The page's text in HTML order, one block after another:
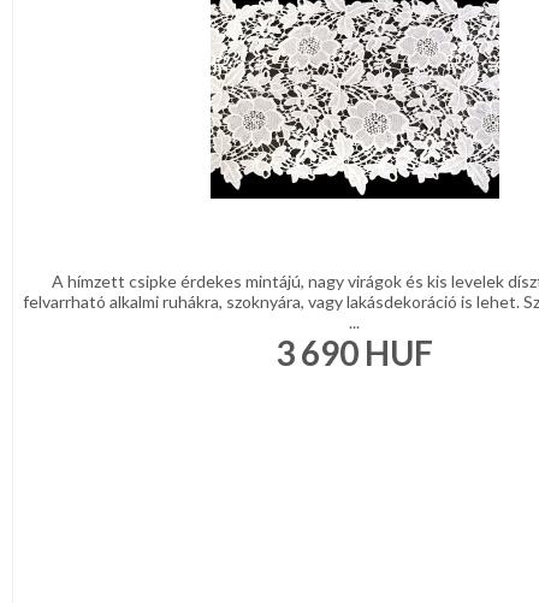
A hímzett csipke érdekes mintájú, nagy virágok és kis levelek
felvarrható alkalmi ruhákra, szoknyára, vagy lakásdekoráció is lehet.
...
3 690 HUF